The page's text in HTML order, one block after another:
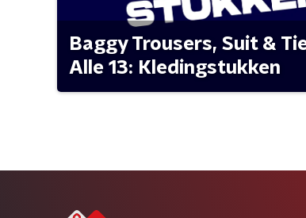
Baggy Trousers, Suit &
Alle 13: Kledingstukken